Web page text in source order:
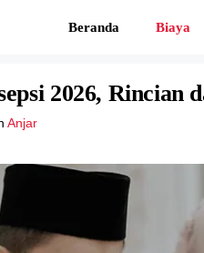
Beranda Biaya
2026, Rincian
Anjar